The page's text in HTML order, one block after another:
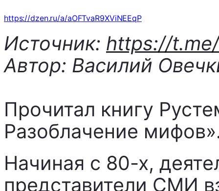
https://dzen.ru/a/aOFTvaR9XViNEEqP
Источник: https://
Автор: Василий
Прочитал книгу
Разоблачение
Начиная с 80-х,
представители СМИ